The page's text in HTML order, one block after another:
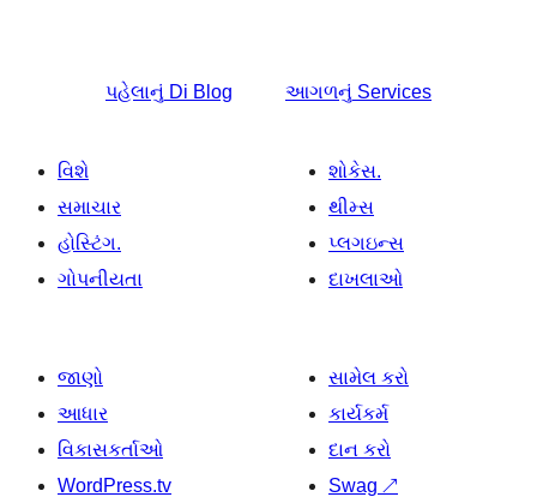
પહેલાનું Di Blog આગળનું Services
વિશે
સમાચાર
હોસ્ટિંગ.
ગોપનીયતા
શોકેસ.
થીમ્સ
પ્લગઇન્સ
દાખલાઓ
જાણો
આધાર
વિકાસકર્તાઓ
WordPress.tv
સામેલ કરો
કાર્યકર્મ
દાન કરો
Swag ↗